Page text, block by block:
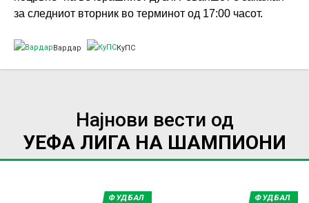
за следниот вторник во терминот од 17:00 часот.
Вардар КуПС
Најнови вести од
УЕФА ЛИГА НА ШАМПИОНИ
ФУДБАЛ ФУДБАЛ